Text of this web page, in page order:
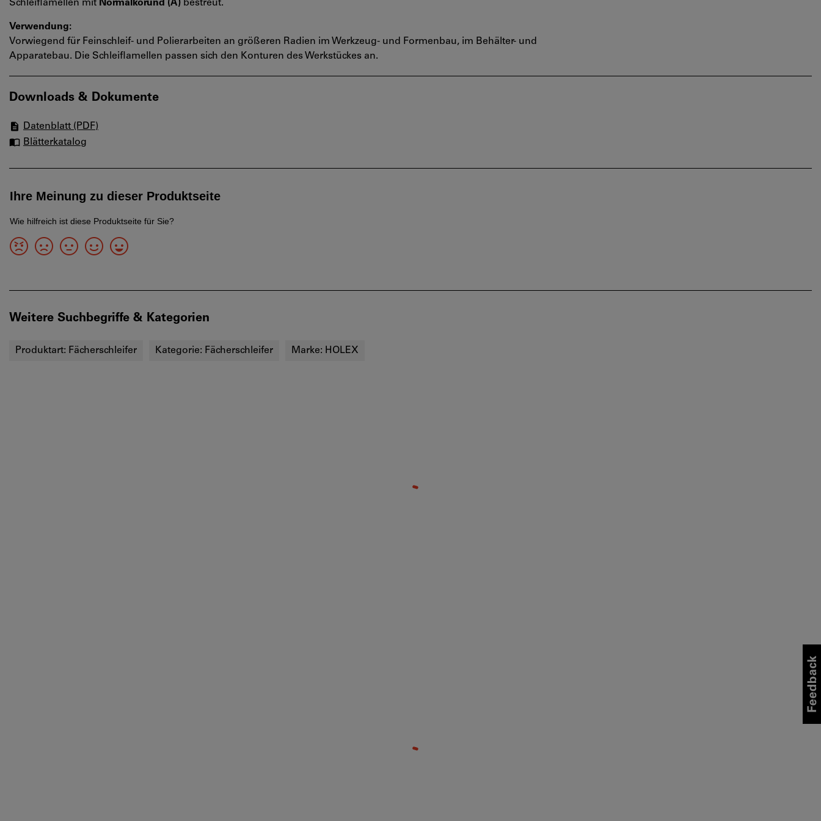
Schleiflamellen mit Normalkorund (A) bestreut.
Verwendung:
Vorwiegend für Feinschleif- und Polierarbeiten an größeren Radien im Werkzeug- und Formenbau, im Behälter- und
Apparatebau. Die Schleiflamellen passen sich den Konturen des Werkstückes an.
Downloads & Dokumente
Datenblatt (PDF)
Blätterkatalog
Weitere Suchbegriffe & Kategorien
Produktart: Fächerschleifer Kategorie: Fächerschleifer Marke: HOLEX